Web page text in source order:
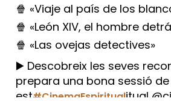
🍿 «Viaje al país de los
🍿 «León XIV, el hombre
🍿 «Las ovejas detectives»
▶️ Descobreix les seves
prepara una bona sessió
est#CinemaEspiritualitual